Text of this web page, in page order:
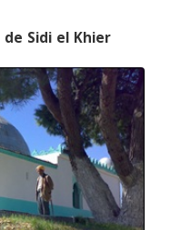
Sidi el Khier